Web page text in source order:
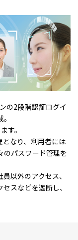
の2段階認証ログイ
す。
なり、利用者には
のパスワード管理を
以外のアクセス、
スなどを遮断し、